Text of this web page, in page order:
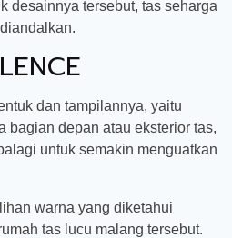
desainnya tersebut, tas seharga
dan tampilannya, yaitu
bagian depan atau eksterior tas,
untuk semakin menguatkan
warna yang diketahui
tas lucu malang tersebut.